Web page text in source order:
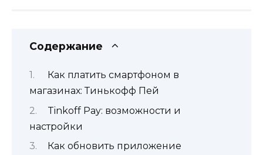
Содержание
Как платить смартфоном в
магазинах: Тинькофф Пей
Tinkoff Pay: возможности и
настройки
Как обновить приложение